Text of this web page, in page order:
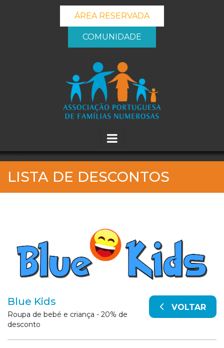
ÁREA RESERVADA
COMUNIDADE
_banner_me_
LISTA DE DESCONTOS
Blue Kids VOLTAR
Roupa de bebé e criança - 20% de
desconto